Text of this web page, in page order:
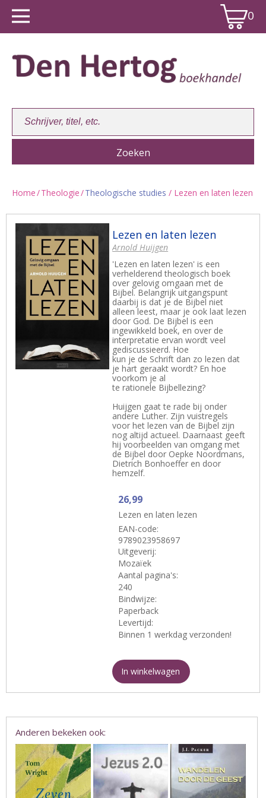
0
Home/Theologie/Theologische studies / Lezen en laten lezen
Lezen en laten lezen
Arnold Huijgen
'Lezen en laten lezen' is een
verhelderend theologisch boek
over gelovig omgaan met de
Bijbel. Belangrijk uitgangspunt
daarbij is dat je de Bijbel niet
alleen leest, maar je ook laat lezen
door God. De Bijbel is een
ingewikkeld boek, en over de
interpretatie ervan wordt veel
gediscussieerd. Hoe
kun je de Schrift dan zo lezen dat
je hart geraakt wordt? En hoe
voorkom je al
te rationele Bijbellezing?
Huijgen gaat te rade bij onder
andere Luther. Zijn vuistregels
voor het lezen van de Bijbel zijn
nog altijd actueel. Daarnaast geeft
hij voorbeelden van omgang met
de Bijbel door Oepke Noordmans,
Dietrich Bonhoeffer en door
hemzelf.
26,99
Lezen en laten lezen
EAN-code:
9789023958697
Uitgeverij:
Mozaïek
Aantal pagina's:
240
Bindwijze:
Paperback
Levertijd:
Binnen 1 werkdag verzonden!
In winkelwagen
Anderen bekeken ook: